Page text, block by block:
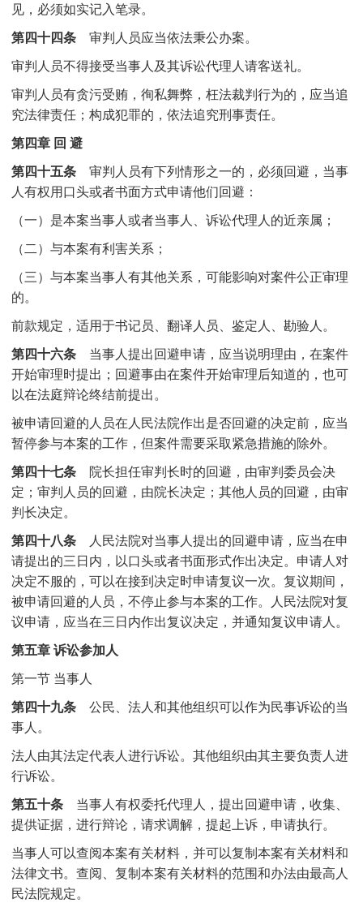
见，必须如实记入笔录。
第四十四条审判人员应当依法秉公办案。
审判人员不得接受当事人及其诉讼代理人请客送礼。
审判人员有贪污受贿，徇私舞弊，枉法裁判行为的，应当追
究法律责任；构成犯罪的，依法追究刑事责任。
第四章 回 避
第四十五条审判人员有下列情形之一的，必须回避，当事
人有权用口头或者书面方式申请他们回避：
（一）是本案当事人或者当事人、诉讼代理人的近亲属；
（二）与本案有利害关系；
（三）与本案当事人有其他关系，可能影响对案件公正审理
的。
前款规定，适用于书记员、翻译人员、鉴定人、勘验人。
第四十六条 当事人提出回避申请，应当说明理由，在案件
开始审理时提出；回避事由在案件开始审理后知道的，也可
以在法庭辩论终结前提出。
被申请回避的人员在人民法院作出是否回避的决定前，应当
暂停参与本案的工作，但案件需要采取紧急措施的除外。
第四十七条院长担任审判长时的回避，由审判委员会决
定；审判人员的回避，由院长决定；其他人员的回避，由审
判长决定。
第四十八条 人民法院对当事人提出的回避申请，应当在申
请提出的三日内，以口头或者书面形式作出决定。申请人对
决定不服的，可以在接到决定时申请复议一次。复议期间，
被申请回避的人员，不停止参与本案的工作。人民法院对复
议申请，应当在三日内作出复议决定，并通知复议申请人。
第五章 诉讼参加人
第一节 当事人
第四十九条公民、法人和其他组织可以作为民事诉讼的当
事人。
法人由其法定代表人进行诉讼。其他组织由其主要负责人进
行诉讼。
第五十条 当事人有权委托代理人，提出回避申请，收集、
提供证据，进行辩论，请求调解，提起上诉，申请执行。
当事人可以查阅本案有关材料，并可以复制本案有关材料和
法律文书。查阅、复制本案有关材料的范围和办法由最高人
民法院规定。